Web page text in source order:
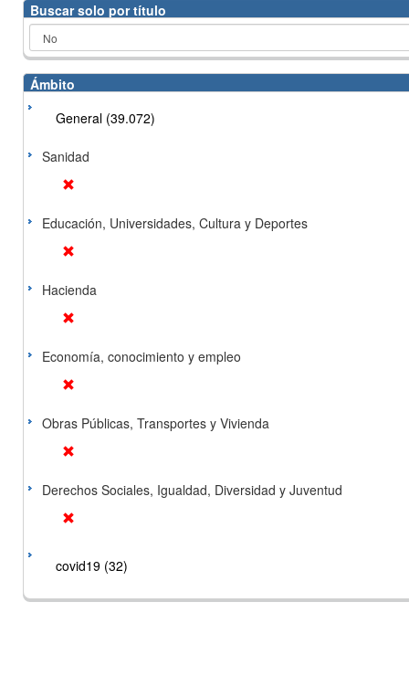
Buscar solo por título
Ámbito
General (39.072)
Sanidad
Educación, Universidades, Cultura y Deportes
Hacienda
Economía, conocimiento y empleo
Obras Públicas, Transportes y Vivienda
Derechos Sociales, Igualdad, Diversidad y Juventud
covid19 (32)